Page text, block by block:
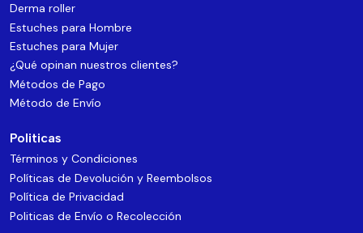
Derma roller
Estuches para Hombre
Estuches para Mujer
¿Qué opinan nuestros clientes?
Métodos de Pago
Método de Envío
Politicas
Términos y Condiciones
Políticas de Devolución y Reembolsos
Política de Privacidad
Politicas de Envío o Recolección